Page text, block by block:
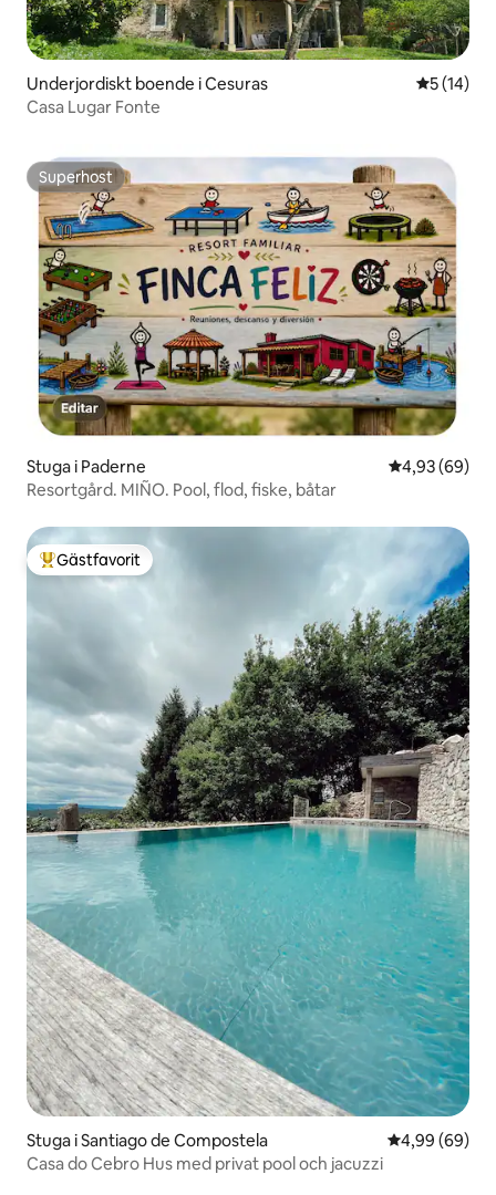
Underjordiskt boende i Cesuras 5 av 5 i
5 (14)
Casa Lugar Fonte
Superhost
Superhost
Stuga i Paderne 4,93 av 5 i
4,93 (69)
Resortgård. MIÑO. Pool, flod, fiske, båtar
Populär gästfavorit
Gästfavorit
Stuga i Santiago de Compostela 4,99 av 5 i
4,99 (69)
Casa do Cebro Hus med privat pool och jacuzzi